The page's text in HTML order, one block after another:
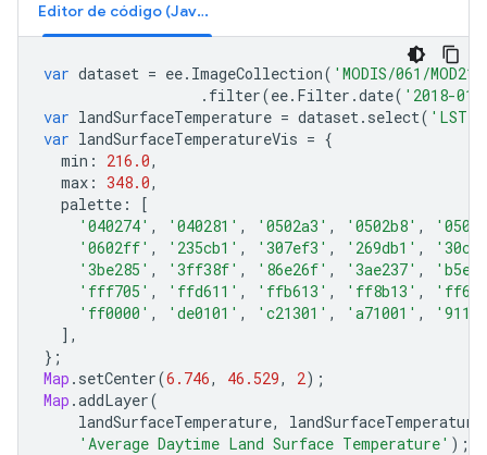
Editor de código (JavaScript)
var dataset = ee. ImageCollection( 'MODIS/061/
. filter(ee. Filter .date( '2018-
var landSurfaceTemperature = dataset. select(
var landSurfaceTemperatureVis = {
min : 216.0,
max : 348.0,
palette :
[
'040274' , '040281' , '0502a3' , '0502b8' ,
'0602ff' , '235cb1' , '307ef3' , '269db1' ,
'3be285' , '3ff38f' , '86e26f' , '3ae237' ,
'fff705' , 'ffd611' , 'ffb613' , 'ff8b13' ,
'ff0000' , 'de0101' , 'c21301' , 'a71001' ,
],
};
Map . setCenter(6.746, 46.529, 2);
Map .addLayer(
landSurfaceTemperature,
'Average Daytime Land Surface Temperature' );